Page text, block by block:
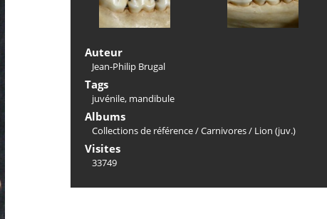
Auteur
Jean-Philip Brugal
Tags
juvénile, mandibule
Albums
Collections de référence/Carnivores/ Lion (juv.)
Visites
33749